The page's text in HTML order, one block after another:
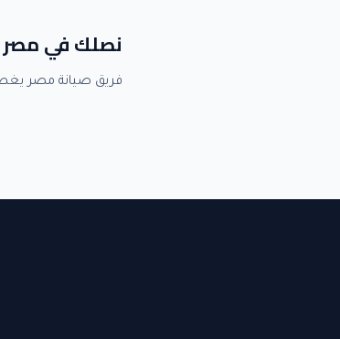
نصلك في مصر
فريق صيانة مصر